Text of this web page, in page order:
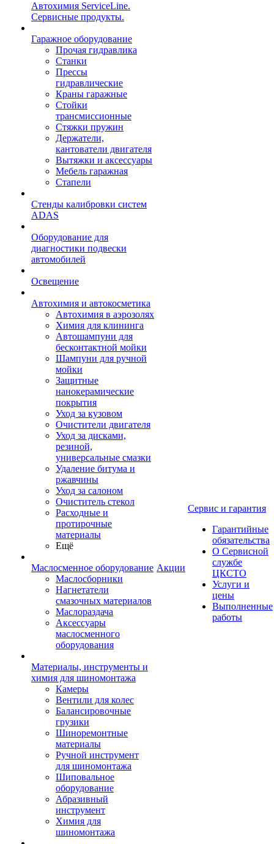
Автохимия ServiceLine.
Сервисные продукты.
Гаражное оборудование
Прочая гидравлика
Станки
Прессы
гидравлические
Краны гаражные
Стойки
трансмиссионные
Стяжки пружин
Держатели,
кантователи двигателя
Вытяжки и аксессуары
Мебель гаражная
Стапели
Стенды калибровки систем
ADAS
Оборудование для
диагностики подвески
автомобилей
Освещение
Автохимия и автокосметика
Автохимия в аэрозолях
Химия для клининга
Автошампуни для
бесконтактной мойки
Шампуни для ручной
мойки
Защитные
нанокерамические
покрытия
Уход за кузовом
Очистители двигателя
Уход за дисками,
резиной,
универсальные смазки
Удаление битума и
ржавчины
Уход за салоном
Очиститель стекол
Расходные и
протирочные
материалы
Ещё
Маслосменное оборудование
Маслосборники
Нагнетатели
смазочных материалов
Маслораздача
Аксессуары
маслосменного
оборудования
Материалы, инструменты и
химия для шиномонтажа
Камеры
Вентили для колес
Балансировочные
грузики
Шиноремонтные
материалы
Ручной инструмент
для шиномонтажа
Шиповальное
оборудование
Абразивный
инструмент
Химия для
шиномонтажа
Акции
Сервис и гарантия
Гарантийные
обязательства
О Сервисной
службе
ЦКСТО
Услуги и
цены
Выполненные
работы